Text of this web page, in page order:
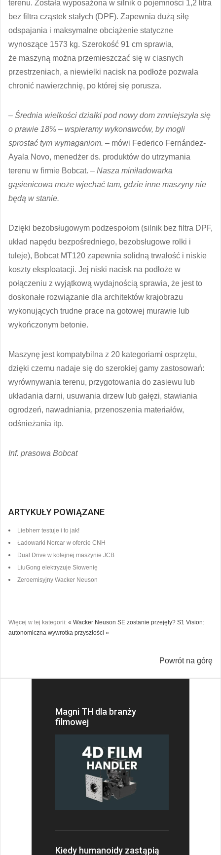
terenu. Została wyposażona w silnik o pojemności 1,2 litra
bez filtra cząstek stałych (DPF). Zapewnia dużą siłę
odspajania i maksymalne obciążenie statyczne
wynoszące 1573 kg. Szerokość 91 cm sprawia,
że maszyną można przemieszczać się w ciasnych
przestrzeniach, a niewielki nacisk na podłoże pozwala
chronić nawierzchnię, po której się porusza.
– Średnia wielkości działki pod nowy dom zmniejszyła się
o prawie 18% – wspieramy wykonawców, by mogli
sprostać tym wymaganiom. – mówi Federico Fernández-
Ayala Novo, menedżer ds. produktów do utrzymania
terenu w firmie Bobcat. – Nasza miniładowarka
gąsienicowa może wjechać tam, gdzie inne maszyny nie
będą w stanie.
Dzięki bezobsługowym podzespołom (silnik bez filtra DPF,
układ napędu bezpośredniego, bezobsługowe rolki i
tuleje), Bobcat MT120 zapewnia solidną trwałość i niskie
koszty eksploatacji. Jej niski nacisk na podłoże w
połączeniu z wyjątkową wydajnością sprawia, że jest to
doskonałe rozwiązanie dla architektów krajobrazu
wykonujących trudne prace na gotowej murawie lub
wykończonym betonie.
Maszynę jest kompatybilna z 20 kategoriami osprzętu,
dzięki czemu nadaje się do szerokiej gamy zastosowań:
wyrównywania terenu, przygotowania do zasiewu lub
układania darni, usuwania drzew lub gałęzi, stawiania
ogrodzeń, nawadniania, przenoszenia materiałów,
odśnieżania itp.
Inf. prasowa Bobcat
ARTYKUŁY POWIĄZANE
Liebherr testuje i to jak!
Ładowarki Norcar w ofercie CNH
Dual Drive w kolejnej maszynie JCB
LiuGong elektryzuje Słowenię
Zeroemisyjny Wacker Neuson
Więcej w tej kategorii: « Wacker Neuson SE zostanie przejęty? S1 Vision:
autonomiczna wywrotka przyszłości »
Powrót na górę
Magni TH dla branży
filmowej
Kiedy humanoidy zastąpią